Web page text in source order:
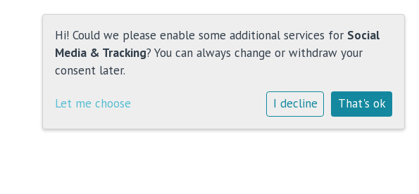
Hi! Could we please enable some additional services for Social
Media & Tracking? You can always change or withdraw your
consent later.
Let me choose I decline That's ok